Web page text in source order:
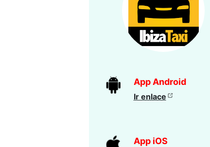
App Android
Ir enlace
App iOS